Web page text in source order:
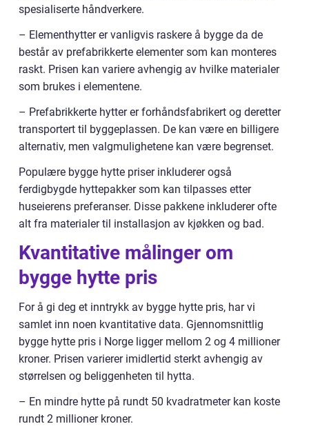
spesialiserte håndverkere.
– Elementhytter er vanligvis raskere å bygge da de
består av prefabrikkerte elementer som kan monteres
raskt. Prisen kan variere avhengig av hvilke materialer
som brukes i elementene.
– Prefabrikkerte hytter er forhåndsfabrikert og deretter
transportert til byggeplassen. De kan være en billigere
alternativ, men valgmulighetene kan være begrenset.
Populære bygge hytte priser inkluderer også
ferdigbygde hyttepakker som kan tilpasses etter
huseierens preferanser. Disse pakkene inkluderer ofte
alt fra materialer til installasjon av kjøkken og bad.
Kvantitative målinger om
bygge hytte pris
For å gi deg et inntrykk av bygge hytte pris, har vi
samlet inn noen kvantitative data. Gjennomsnittlig
bygge hytte pris i Norge ligger mellom 2 og 4 millioner
kroner. Prisen varierer imidlertid sterkt avhengig av
størrelsen og beliggenheten til hytta.
– En mindre hytte på rundt 50 kvadratmeter kan koste
rundt 2 millioner kroner.